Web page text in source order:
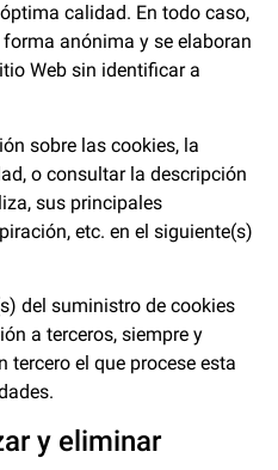
calidad. En todo caso,
anónima y se elaboran
Web sin identificar a
sobre las cookies, la
o consultar la descripción
sus principales
etc. en el siguiente(s)
del suministro de cookies
a terceros, siempre y
tercero el que procese esta
y eliminar